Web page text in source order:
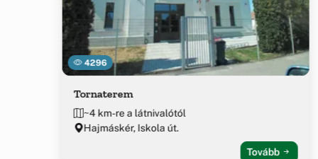
4296
Tornaterem
~4 km-re a látnivalótól
Hajmáskér, Iskola út.
Tovább